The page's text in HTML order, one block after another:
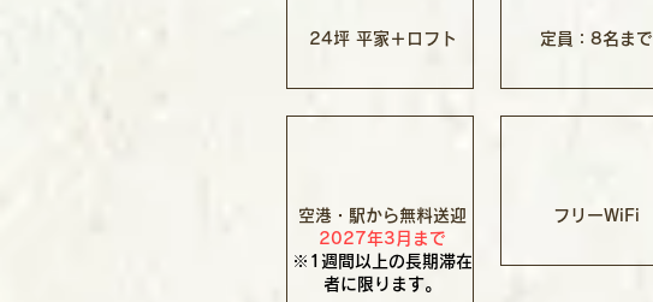
24坪 平家＋ロフト
空港・駅から無料送迎
2027年3月まで
※1週間以上の長期滞在
者に限ります。
定員：8名まで
フリーWiFi